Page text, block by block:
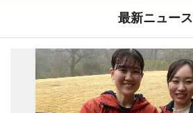
最新ニュース